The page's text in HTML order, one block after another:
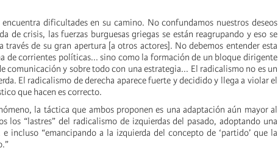
dificultades en su camino. No confundamos nuestros deseos
de crisis, las fuerzas burguesas griegas se están reagrupando y eso se
través de su gran apertura [a otros actores]. No debemos entender esta
de corrientes políticas... sino como la formación de un bloque dirigente
comunicación y sobre todo con una estrategia... El radicalismo no es un
El radicalismo de derecha aparece fuerte y decidido y llega a violar el
que hacen es correcto.
la táctica que ambos proponen es una adaptación aún mayor al
los “lastres” del radicalismo de izquierdas del pasado, adoptando una
incluso “emancipando a la izquierda del concepto de ‘partido’ que la